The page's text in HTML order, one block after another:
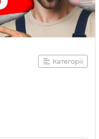
Категорії